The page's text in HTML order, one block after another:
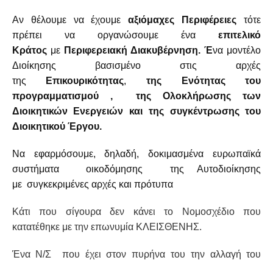
Αν θέλουμε να έχουμεαξιόμαχες Περιφέρειεςτότε
πρέπει να οργανώσουμε έναεπιτελικό
Κράτος με Περιφερειακή Διακυβέρνηση. Ένα μοντέλο
Διοίκησης βασισμένο στις αρχές
της
Επικουρικότητας, της Ενότητας του
προγραμματισμού , της Ολοκλήρωσης των
Διοικητικών Ενεργειών και της συγκέντρωσης του
Διοικητικού Έργου.
Να εφαρμόσουμε, δηλαδή, δοκιμασμένα ευρωπαϊκά
συστήματα οικοδόμησης της Αυτοδιοίκησης
με συγκεκριμένες αρχές και πρότυπα
Κάτι που σίγουρα δεν κάνει το Νομοσχέδιο που
κατατέθηκε με την επωνυμία ΚΛΕΙΣΘΕΝΗΣ.
Ένα Ν/Σ που έχει στον πυρήνα του την αλλαγή του